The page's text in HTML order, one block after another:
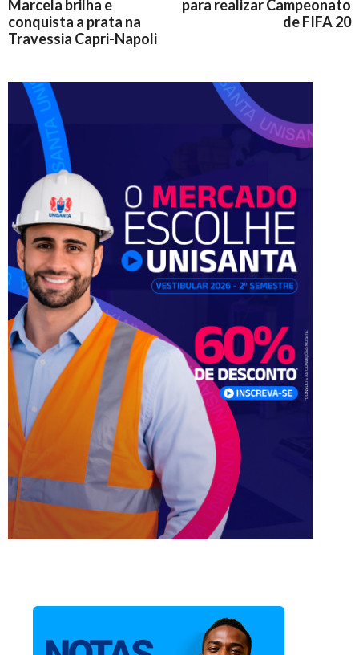
Marcela brilha e
conquista a prata na
Travessia Capri-Napoli
para realizar Campeonato
de FIFA 20